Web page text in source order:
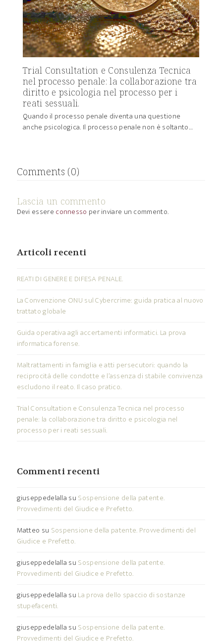
Trial Consultation e Consulenza Tecnica
nel processo penale: la collaborazione tra
diritto e psicologia nel processo per i
reati sessuali.
Quando il processo penale diventa una questione
anche psicologica. Il processo penale non è soltanto…
Comments (0)
Lascia un commento
Devi essere connesso per inviare un commento.
Articoli recenti
REATI DI GENERE E DIFESA PENALE.
La Convenzione ONU sul Cybercrime: guida pratica al nuovo
trattato globale
Guida operativa agli accertamenti informatici. La prova
informatica forense.
Maltrattamenti in famiglia e atti persecutori: quando la
reciprocità delle condotte e l’assenza di stabile convivenza
escludono il reato. Il caso pratico.
Trial Consultation e Consulenza Tecnica nel processo
penale: la collaborazione tra diritto e psicologia nel
processo per i reati sessuali.
Commenti recenti
giuseppedelalla su Sospensione della patente.
Provvedimenti del Giudice e Prefetto.
Matteo su Sospensione della patente. Provvedimenti del
Giudice e Prefetto.
giuseppedelalla su Sospensione della patente.
Provvedimenti del Giudice e Prefetto.
giuseppedelalla su La prova dello spaccio di sostanze
stupefacenti.
giuseppedelalla su Sospensione della patente.
Provvedimenti del Giudice e Prefetto.